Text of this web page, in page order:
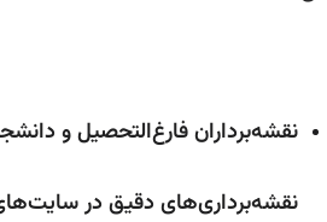
نقشه‌برداران فارغ‌التحصیل و
نقشه‌برداری‌های دقیق در